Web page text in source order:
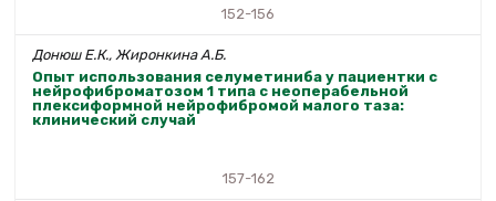
152-156
Донюш Е.К., Жиронкина А.Б.
Опыт использования селуметиниба у пациентки с
нейрофиброматозом 1 типа с неоперабельной
плексиформной нейрофибромой малого таза:
клинический случай
157-162